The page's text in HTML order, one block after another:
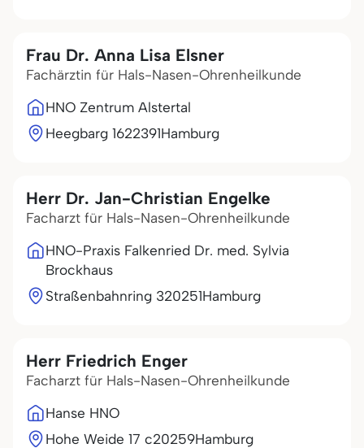
Frau Dr. Anna Lisa Elsner
Fachärztin für Hals-Nasen-Ohrenheilkunde
HNO Zentrum Alstertal
Heegbarg 1622391Hamburg
Herr Dr. Jan-Christian Engelke
Facharzt für Hals-Nasen-Ohrenheilkunde
HNO-Praxis Falkenried Dr. med. Sylvia
Brockhaus
Straßenbahnring 320251Hamburg
Herr Friedrich Enger
Facharzt für Hals-Nasen-Ohrenheilkunde
Hanse HNO
Hohe Weide 17 c20259Hamburg